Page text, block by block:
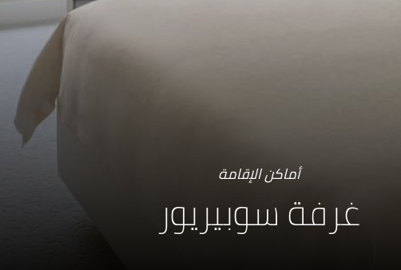
أماكن الإقامة
غرفة سوبيريور